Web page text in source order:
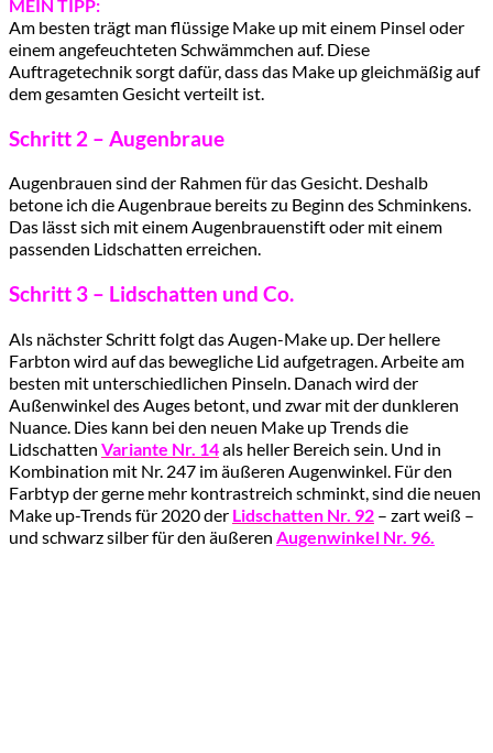
MEIN TIPP:
Am besten trägt man flüssige Make up mit einem Pinsel oder
einem angefeuchteten Schwämmchen auf. Diese
Auftragetechnik sorgt dafür, dass das Make up gleichmäßig auf
dem gesamten Gesicht verteilt ist.
Schritt 2 – Augenbraue
Augenbrauen sind der Rahmen für das Gesicht. Deshalb
betone ich die Augenbraue bereits zu Beginn des Schminkens.
Das lässt sich mit einem Augenbrauenstift oder mit einem
passenden Lidschatten erreichen.
Schritt 3 – Lidschatten und Co.
Als nächster Schritt folgt das Augen-Make up. Der hellere
Farbton wird auf das bewegliche Lid aufgetragen. Arbeite am
besten mit unterschiedlichen Pinseln. Danach wird der
Außenwinkel des Auges betont, und zwar mit der dunkleren
Nuance. Dies kann bei den neuen Make up Trends die
Lidschatten Variante Nr. 14als heller Bereich sein. Und in
Kombination mit Nr. 247 im äußeren Augenwinkel. Für den
Farbtyp der gerne mehr kontrastreich schminkt, sind die neuen
Make up-Trends für 2020 der Lidschatten Nr. 92 – zart weiß –
und schwarz silber für den äußeren Augenwinkel Nr. 96.